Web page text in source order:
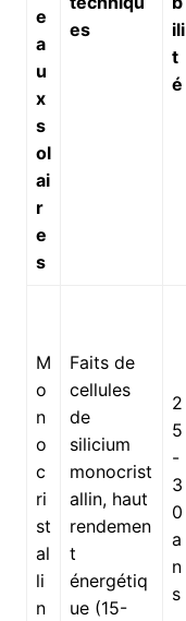
e
a
u
x
s
ol
ai
r
e
s
es
ili
t
é
M
o
n
o
c
ri
st
al
li
n
Faits de
cellules
de
silicium
monocrist
allin, haut
rendemen
t
énergétiq
ue (15-
2
5
-
3
0
a
n
s